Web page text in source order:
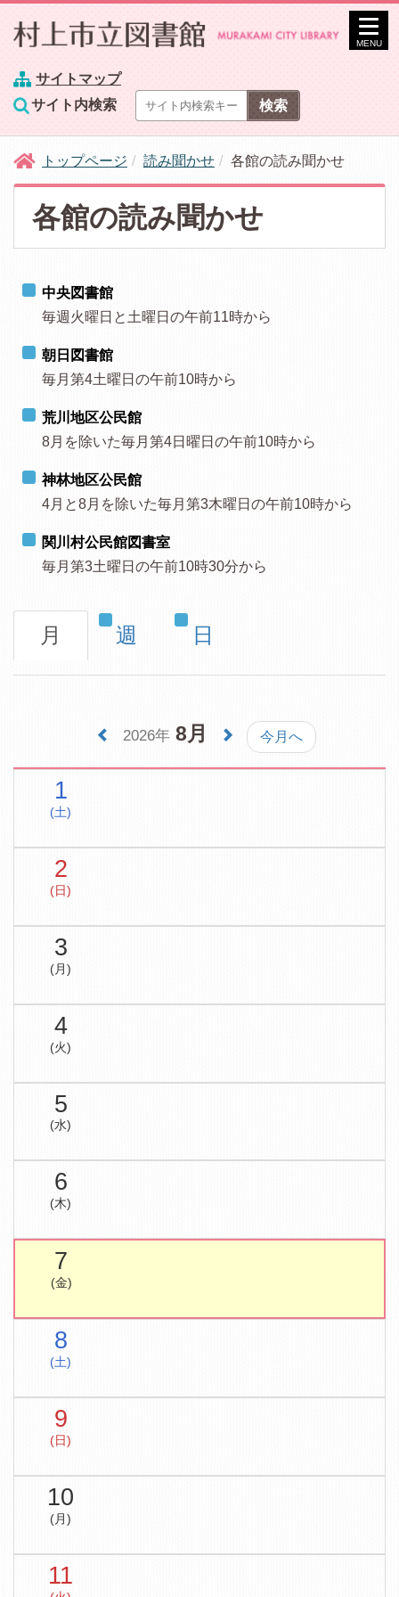
サイトマップ
サイト内検索
MENU
トップページ 読み聞かせ 各館の読み聞かせ
各館の読み聞かせ
中央図書館
毎週火曜日と土曜日の午前11時から
朝日図書館
毎月第4土曜日の午前10時から
荒川地区公民館
8月を除いた毎月第4日曜日の午前10時から
神林地区公民館
4月と8月を除いた毎月第3木曜日の午前10時から
関川村公民館図書室
毎月第3土曜日の午前10時30分から
月 週 日
2026年8月 今月へ
1
(土)
2
(日)
3
(月)
4
(火)
5
(水)
6
(木)
7
(金)
8
(土)
9
(日)
10
(月)
11